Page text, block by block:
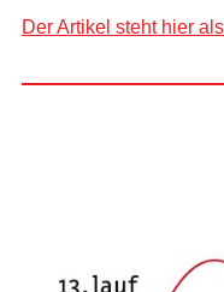
Der Artikel steht hier